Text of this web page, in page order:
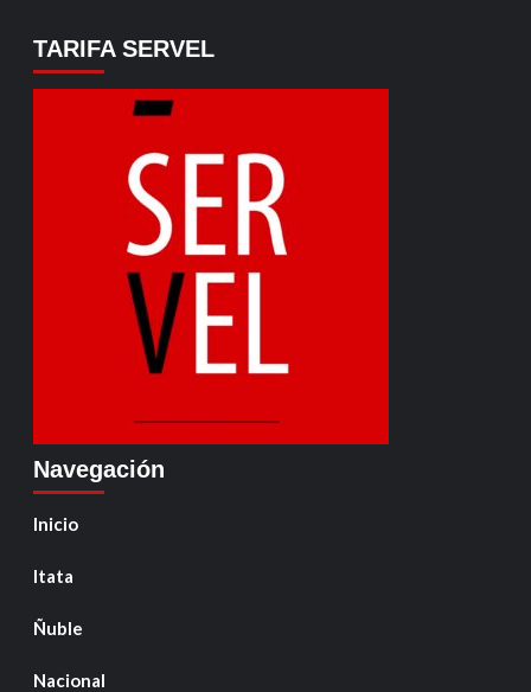
TARIFA SERVEL
Navegación
Inicio
Itata
Ñuble
Nacional